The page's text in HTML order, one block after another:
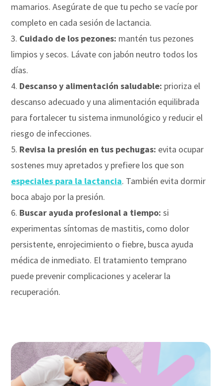
mamarios. Asegúrate de que tu pecho se vacíe por
completo en cada sesión de lactancia.
Cuidado de los pezones: mantén tus pezones
limpios y secos. Lávate con jabón neutro todos los
días.
Descanso y alimentación saludable: prioriza el
descanso adecuado y una alimentación equilibrada
para fortalecer tu sistema inmunológico y reducir el
riesgo de infecciones.
Revisa la presión en tus pechugas: evita ocupar
sostenes muy apretados y prefiere los que son
especiales para la lactancia. También evita dormir
boca abajo por la presión.
Buscar ayuda profesional a tiempo: si
experimentas síntomas de mastitis, como dolor
persistente, enrojecimiento o fiebre, busca ayuda
médica de inmediato. El tratamiento temprano
puede prevenir complicaciones y acelerar la
recuperación.